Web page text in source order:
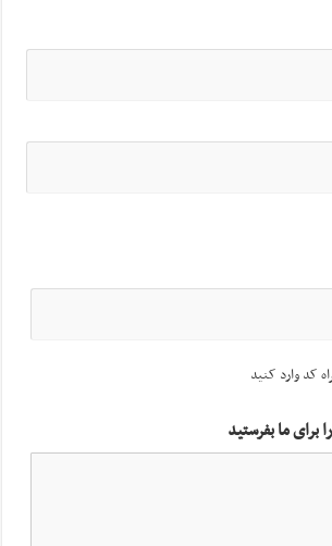
کد وارد کنید
برای ما بفرستید